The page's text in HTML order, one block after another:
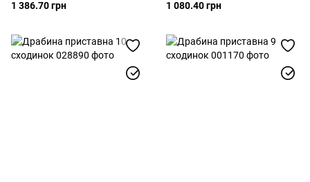
1 386.70 грн 1 080.40 грн